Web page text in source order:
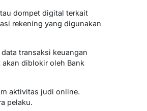
dompet digital terkait
rekening yang digunakan
transaksi keuangan
diblokir oleh Bank
aktivitas judi online.
pelaku.